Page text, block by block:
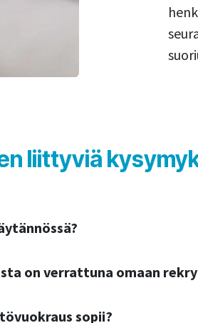
liittyviä
on verrattuna omaan
sopii?